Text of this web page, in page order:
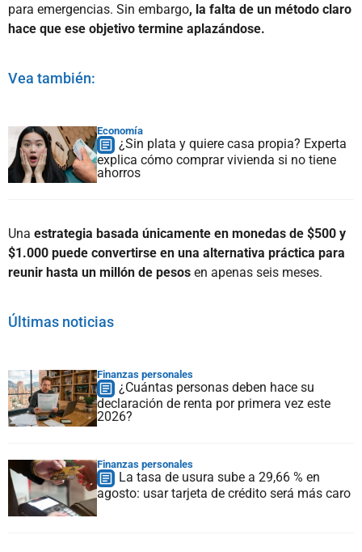
para emergencias. Sin embargo, la falta de un método claro
hace que ese objetivo termine aplazándose.
Vea también:
Economía
¿Sin plata y quiere casa propia? Experta
explica cómo comprar vivienda si no tiene
ahorros
Una estrategia basada únicamente en monedas de $500 y
$1.000 puede convertirse en una alternativa práctica para
reunir hasta un millón de pesos en apenas seis meses.
Últimas noticias
Finanzas personales
¿Cuántas personas deben hace su
declaración de renta por primera vez este
2026?
Finanzas personales
La tasa de usura sube a 29,66 % en
agosto: usar tarjeta de crédito será más caro